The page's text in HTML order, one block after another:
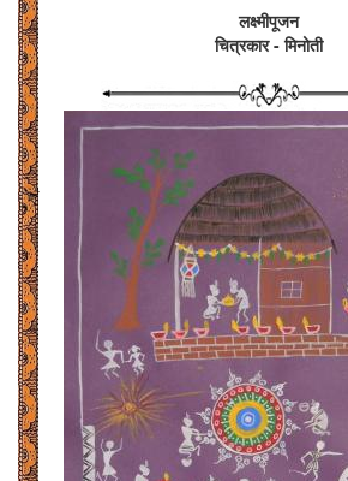
लक्ष्मीपूजन
चित्रकार - मिनोती